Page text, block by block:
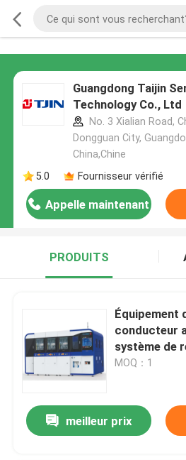
Guangdong Taijin
Technology Co., Ltd
No. 3 Xialian Road,
Dongguan City,
China,Chine
5.0
Fournisseur vérifié
Appelle maintenant
PRODUITS
Équipement
conducteur
système de
eau
MOQ：1
meilleur prix